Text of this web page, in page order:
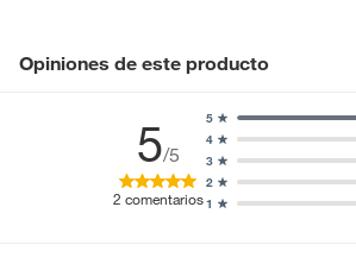
Opiniones de este producto
5/5
2 comentarios1
2
3
4
5